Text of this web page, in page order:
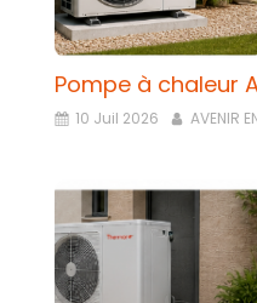
Pompe à chaleur
10 Juil 2026 AVENIR